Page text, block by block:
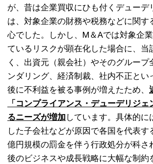
が、昔は企業買収にひも付くデューデ
は、対象企業の財務や税務などに関す
心でした。しかし、M＆Aでは対象企
ているリスクが顕在化した場合に、当
く、出資元（親会社）やそのグループ
ンダリング、経済制裁、社内不正とい
後に不利益を被る事例が増えたため、
「コンプライアンス・デューデリジ
るニーズが増加 しています。具体的に
した子会社などが原因で各国を代表す
億円規模の罰金を伴う行政処分が科さ
後のビジネスや成長戦略に大幅な制約